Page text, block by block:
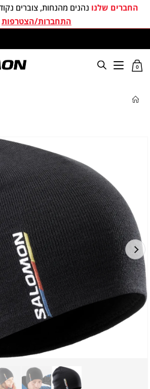
החברים שלנו נהנים מהנחות, צוברים
התחברות/הצטרפות
0